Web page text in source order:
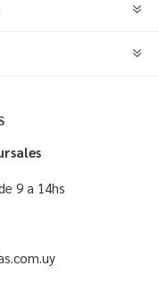
9 a 14hs